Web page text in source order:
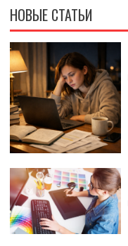
НОВЫЕ СТАТЬИ